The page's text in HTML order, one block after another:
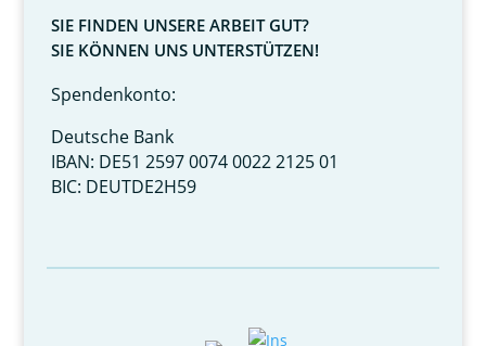
SIE FINDEN UNSERE ARBEIT GUT?
SIE KÖNNEN UNS UNTERSTÜTZEN!
Spendenkonto:
Deutsche Bank
IBAN: DE51 2597 0074 0022 2125 01
BIC: DEUTDE2H59